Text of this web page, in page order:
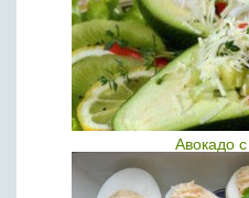
Авокадо